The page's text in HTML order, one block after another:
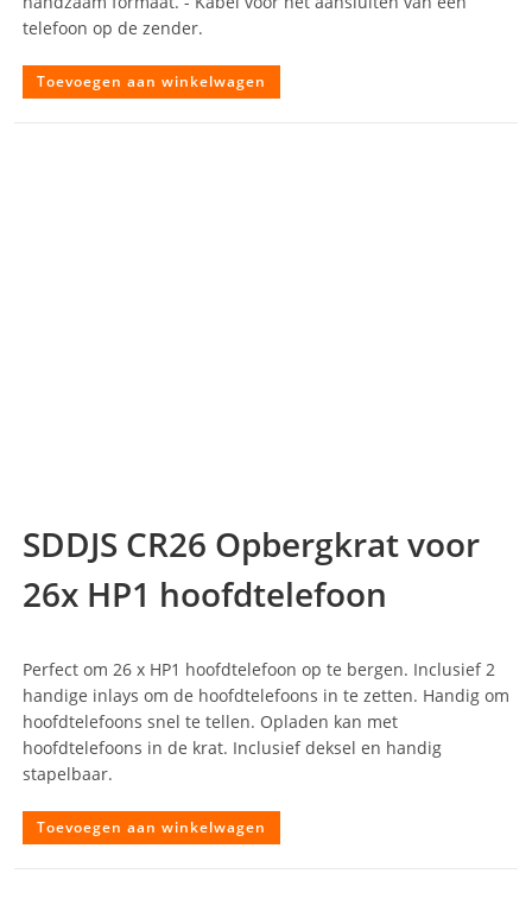
telefoon op de zender.
Toevoegen aan winkelwagen
SDDJS CR26 Opbergkrat voor
26x HP1 hoofdtelefoon
Perfect om 26 x HP1 hoofdtelefoon op te bergen. Inclusief 2
handige inlays om de hoofdtelefoons in te zetten. Handig om
hoofdtelefoons snel te tellen. Opladen kan met
hoofdtelefoons in de krat. Inclusief deksel en handig
stapelbaar.
Toevoegen aan winkelwagen